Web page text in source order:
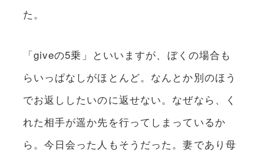
た。
「giveの5乗」といいますが、ぼくの場合も
らいっぱなしがほとんど。なんとか別のほう
でお返ししたいのに返せない。なぜなら、く
れた相手が遥か先を行ってしまっているか
ら。今日会った人もそうだった。妻であり母